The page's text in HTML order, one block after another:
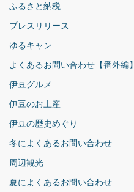
ふるさと納税
プレスリリース
ゆるキャン
よくあるお問い合わせ【番外編】
伊豆グルメ
伊豆のお土産
伊豆の歴史めぐり
冬によくあるお問い合わせ
周辺観光
夏によくあるお問い合わせ